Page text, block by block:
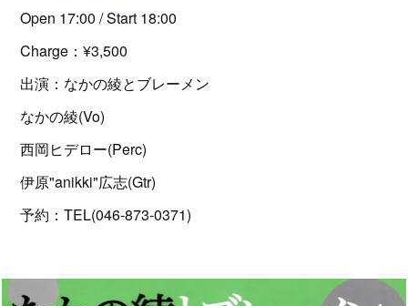
Open 17:00 / Start 18:00
Charge：¥3,500
出演：なかの綾とブレーメン
なかの綾(Vo)
西岡ヒデロー(Perc)
伊原"anikki"広志(Gtr)
予約：TEL(046-873-0371)